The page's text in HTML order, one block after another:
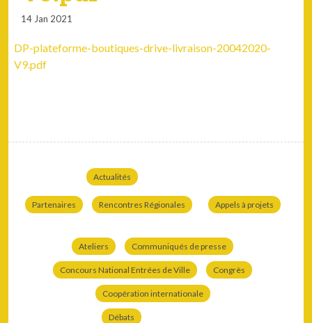
14 Jan 2021
DP-plateforme-boutiques-drive-livraison-20042020-
V9.pdf
Actualités
Partenaires Rencontres Régionales Appels à projets
Ateliers Communiqués de presse
Concours National Entrées de Ville Congrès
Coopération internationale
Débats